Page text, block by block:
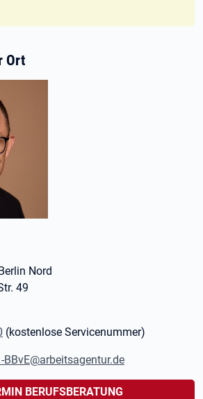
Ort
Nord
49
(kostenlose Servicenummer)
BBvE@arbeitsagentur.de
BERUFSBERATUNG